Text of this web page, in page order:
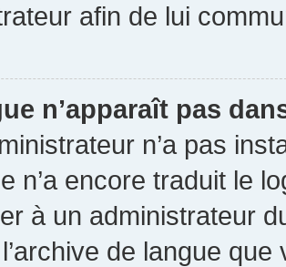
afin de lui
n’apparaît pas
n’a pas
n’a encore traduit le
à un administrateur
de langue